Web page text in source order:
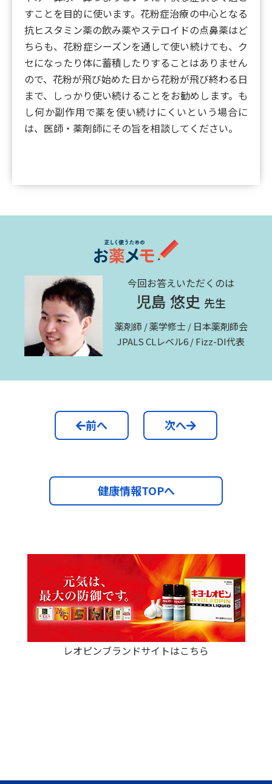
すことを目的に使います。花粉症治療の中心となる
抗ヒスタミン薬の飲み薬やステロイドの点鼻薬はど
ちらも、花粉症シーズンを通して使い続けても、ク
セになったり体に蓄積したりすることはありません
ので、花粉が飛び始めた日から花粉が飛び終わる日
まで、しっかり使い続けることをお勧めします。も
し何か副作用で薬を使い続けにくいという場合に
は、医師・薬剤師にその旨を相談してください。
今回お答えいただくのは
児島 悠史 先生
薬剤師 / 薬学修士 / 日本薬剤師会
JPALS CLレベル6 / Fizz-DI代表
前へ 次へ
健康情報TOPへ
レオピンブランドサイトはこちら